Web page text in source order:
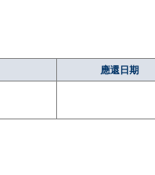
應還日期